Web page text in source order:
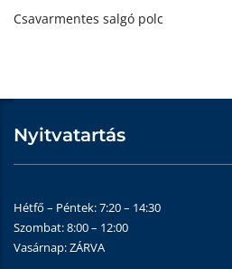
Csavarmentes salgó polc
Nyitvatartás
Hétfő – Péntek: 7:20 – 14:30
Szombat: 8:00 – 12:00
Vasárnap: ZÁRVA